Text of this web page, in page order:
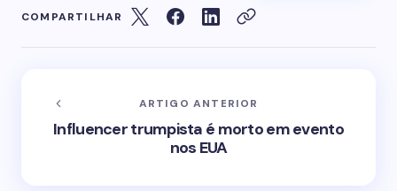
COMPARTILHAR
ARTIGO ANTERIOR
Influencer trumpista é morto em evento
nos EUA